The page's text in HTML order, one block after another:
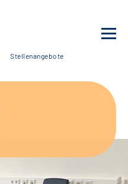
Stellenangebote